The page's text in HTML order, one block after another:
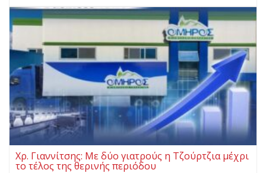
Χρ. Γιαννίτσης: Με δύο γιατρούς η Τζούρτζια μέχρι
το τέλος της θερινής περιόδου